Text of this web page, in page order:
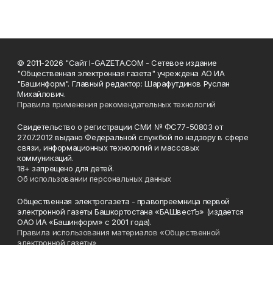
© 2011-2026 "Сайт I-GAZETA.COM - Сетевое издание
"Общественная электронная газета" учреждена АО ИА
"Башинформ". Главный редактор: Шарафутдинов Руслан
Михайлович.
Правила применения рекомендательных технологий
Свидетельство о регистрации СМИ № ФС77-50803 от
27.07.2012 выдано Федеральной службой по надзору в сфере
связи, информационных технологий и массовых
коммуникаций.
18+ запрещено для детей.
Об использовании персональных данных
Общественная электрогазета - правопреемница первой
электронной газеты Башкортостана «БАШвестЪ» (издается
ОАО ИА «Башинформ» с 2001 года).
Правила использования материалов «Общественной
электронной газеты»